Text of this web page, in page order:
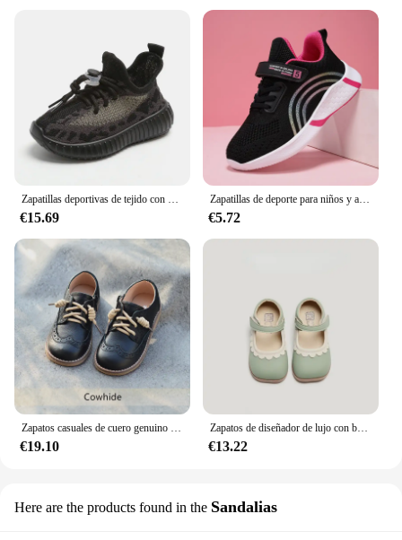
Zapatillas deportivas de tejido con cordones para niños, zapatos antideslizantes transpirables, suela gruesa suave, zapatillas de baloncesto informales, moda, Color bloqueado
€15.69
Zapatillas de deporte para niños y adolescentes, zapatos deportivos para niñas, Tenis de ocio para niños, zapatillas de correr casuales cálidas de moda para niños, 28-39
€5.72
Zapatos casuales de cuero genuino para niños, zapatos de estilo británico para bebés, antideslizantes, planos, hasta el tobillo, para la escuela, 6T 8T
€19.10
Zapatos de diseñador de lujo con borde de flores para niñas y niños, novedad de primavera y verano, zapatos de cuero para niñas pequeñas, princesa Mary Jane H01188 2024
€13.22
Here are the products found in the Sandalias